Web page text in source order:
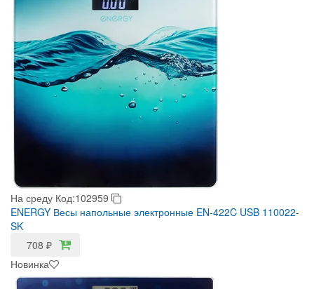
На среду Код:102959
ENERGY Весы напольные электронные EN-422C USB 110022-
SK
708 ₽
Новинка